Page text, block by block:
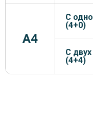
A4
С
(4+0)
С
(4+4)